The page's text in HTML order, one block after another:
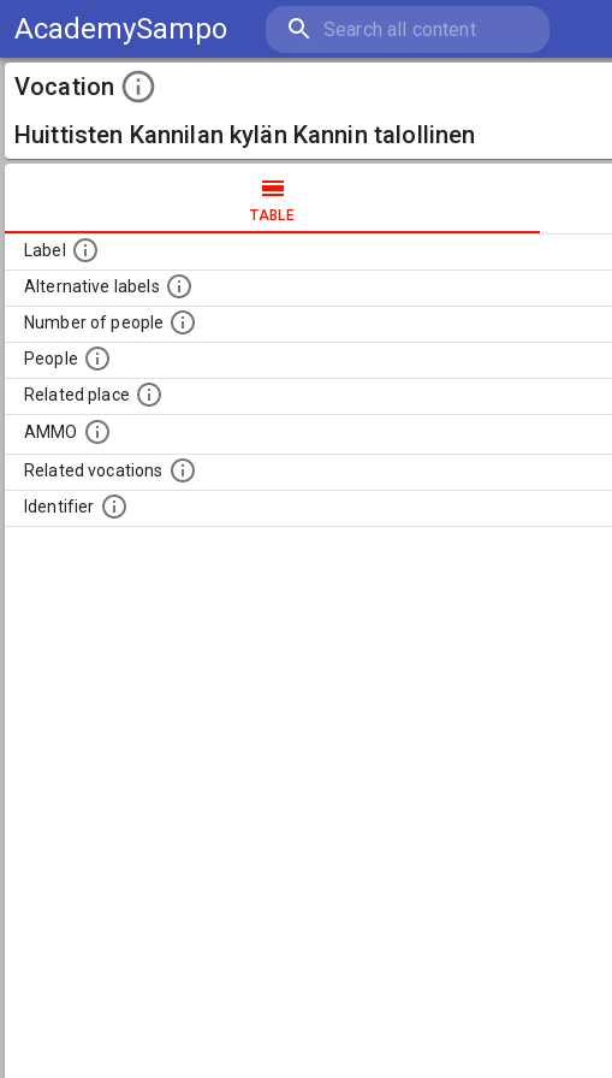
AcademySampo
Vocation
Huittisten Kannilan kylän Kannin talollinen
TABLE
Label
Alternative labels
Number of people
People
Related place
AMMO
Related vocations
Identifier